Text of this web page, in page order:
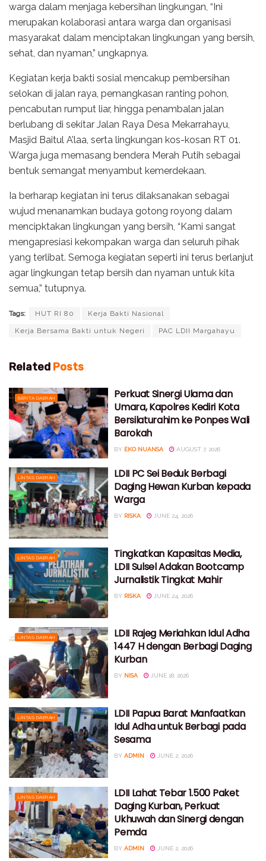
warga dalam menjaga kebersihan lingkungan, “Ini
merupakan kolaborasi antara warga dan organisasi
masyarakat dalam menciptakan lingkungan yang bersih,
sehat, dan nyaman,” ungkapnya.
Kegiatan kerja bakti sosial mencakup pembersihan
selokan di jalan raya, pemangkasan ranting pohon,
pencabutan rumput liar, hingga penambalan jalan
berlubang di sekitar Jalan Raya Desa Mekarrahayu,
Masjid Baitul A’laa, serta lingkungan kos-kosan RT 01.
Warga juga memasang bendera Merah Putih sebagai
bentuk semangat menyambut kemerdekaan.
Ia berharap kegiatan ini terus dilaksanakan sebagai
wujud menanamkan budaya gotong royong dalam
mencipktakan lingkungan yang bersih, “Kami sangat
mengapresiasi kekompakan warga dan seluruh pihak
yang terlibat. Semoga kegiatan seperti ini terus berlanjut
agar lingkungan tetap bersih dan nyaman untuk kita
semua,” tutupnya.
Tags: HUT RI 80 Kerja Bakti Nasional
Kerja Bersama Bakti untuk Negeri PAC LDII Margahayu
Related Posts
BERITA DAERAH
Perkuat Sinergi Ulama dan
Umara, Kapolres Kediri Kota
Bersilaturahim ke Ponpes Wali
Barokah
BY EKO NUANSA AUGUST 7, 2026
LINTAS DAERAH
LDII PC Sei Beduk Berbagi
Daging Hewan Kurban kepada
Warga
BY RISKA JUNE 24, 2026
LINTAS DAERAH
Tingkatkan Kapasitas Media,
LDII Sulsel Adakan Bootcamp
Jurnalistik Tingkat Mahir
BY RISKA JUNE 24, 2026
LINTAS DAERAH
LDII Rajeg Meriahkan Idul Adha
1447 H dengan Berbagi Daging
Kurban
BY NISA JUNE 18, 2026
LINTAS DAERAH
LDII Papua Barat Manfaatkan
Idul Adha untuk Berbagi pada
Sesama
BY ADMIN JUNE 2, 2026
LINTAS DAERAH
LDII Lahat Tebar 1.500 Paket
Daging Kurban, Perkuat
Ukhuwah dan Sinergi dengan
Pemda
BY ADMIN JUNE 2, 2026